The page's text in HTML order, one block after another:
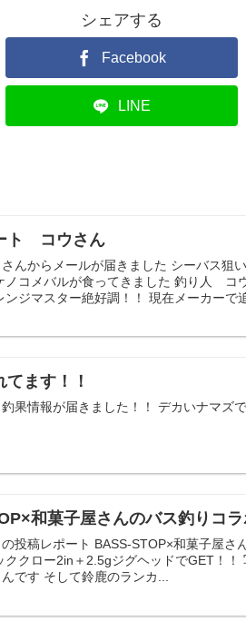
シェアする
Facebook
LINE
ト コウさん
んからメールが届きました シーバス狙
ノコメバルが食ってきました 釣り人 コ
ンジマスター絶好調！！ 現在メーカーで
ます！！
果情報が届きました！！ デカいナマズで
和菓子屋さんのバス釣りコ
投稿レポート BASS-STOP×和菓子屋さ
ククロー2in＋2.5gジグヘッドでGET！
です そして鈴鹿のランカ...